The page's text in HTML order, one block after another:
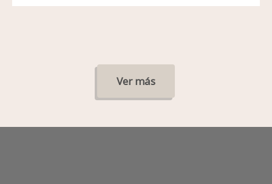
Ver más